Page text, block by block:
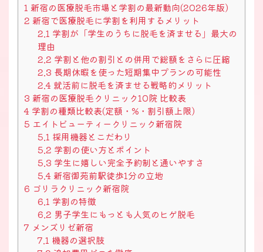
1 新宿の医療脱毛市場と学割の最新動向(2026年版)
2 新宿で医療脱毛に学割を利用するメリット
2.1 学割が「学生のうちに脱毛を済ませる」最大の
理由
2.2 学割と他の割引との併用で総額をさらに圧縮
2.3 長期休暇を使った短期集中プランの可能性
2.4就活前に脱毛を済ませる戦略的メリット
3 新宿の医療脱毛クリニック10院 比較表
4 学割の種類比較表(定額・%・割引額上限)
5 エイトビューティークリニック新宿院
5.1 採用機器とこだわり
5.2 学割の使い方とポイント
5.3 学生に嬉しい完全予約制と通いやすさ
5.4新宿御苑前駅徒歩1分の立地
6 ゴリラクリニック新宿院
6.1 学割の特徴
6.2 男子学生にもっとも人気のヒゲ脱毛
7 メンズリゼ新宿
7.1 機器の選択肢